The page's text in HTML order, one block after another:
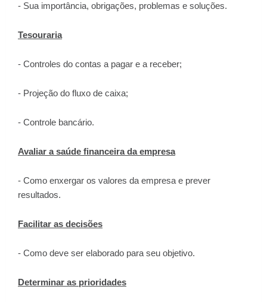
- Sua importância, obrigações, problemas e soluções.
Tesouraria
- Controles do contas a pagar e a receber;
- Projeção do fluxo de caixa;
- Controle bancário.
Avaliar a saúde financeira da empresa
- Como enxergar os valores da empresa e prever
resultados.
Facilitar as decisões
- Como deve ser elaborado para seu objetivo.
Determinar as prioridades